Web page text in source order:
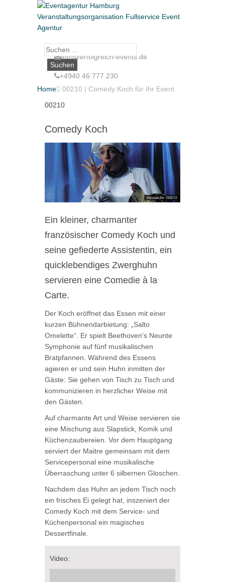
Suche
nach:info@erfolgreich-events.de
+4940 46 777 230
Home 00210 | Comedy Koch für Ihr Event
00210
Comedy Koch
Ein kleiner, charmanter
französischer Comedy Koch und
seine gefiederte Assistentin, ein
quicklebendiges Zwerghuhn
servieren eine Comedie à la
Carte.
Der Koch eröffnet das Essen mit einer
kurzen Bühnendarbietung: „Salto
Omelette“. Er spielt Beethoven’s Neunte
Symphonie auf fünf musikalischen
Bratpfannen. Während des Essens
agieren er und sein Huhn inmitten der
Gäste: Sie gehen von Tisch zu Tisch und
kommunizieren in herzlicher Weise mit
den Gästen.
Auf charmante Art und Weise servieren sie
eine Mischung aus Slapstick, Komik und
Küchenzaubereien. Vor dem Hauptgang
serviert der Maitre gemeinsam mit dem
Servicepersonal eine musikalische
Überraschung unter 6 silbernen Gloschen.
Nachdem das Huhn an jedem Tisch noch
ein frisches Ei gelegt hat, inszeniert der
Comedy Koch mit dem Service- und
Küchenpersonal ein magisches
Dessertfinale.
Video: